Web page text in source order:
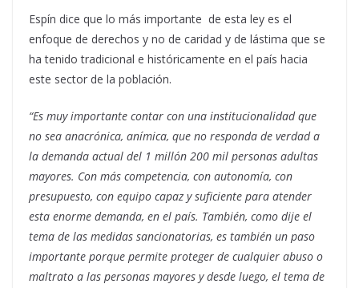
Espín dice que lo más importante de esta ley es el
enfoque de derechos y no de caridad y de lástima que se
ha tenido tradicional e históricamente en el país hacia
este sector de la población.
“Es muy importante contar con una institucionalidad que
no sea anacrónica, anímica, que no responda de verdad a
la demanda actual del 1 millón 200 mil personas adultas
mayores. Con más competencia, con autonomía, con
presupuesto, con equipo capaz y suficiente para atender
esta enorme demanda, en el país. También, como dije el
tema de las medidas sancionatorias, es también un paso
importante porque permite proteger de cualquier abuso o
maltrato a las personas mayores y desde luego, el tema de